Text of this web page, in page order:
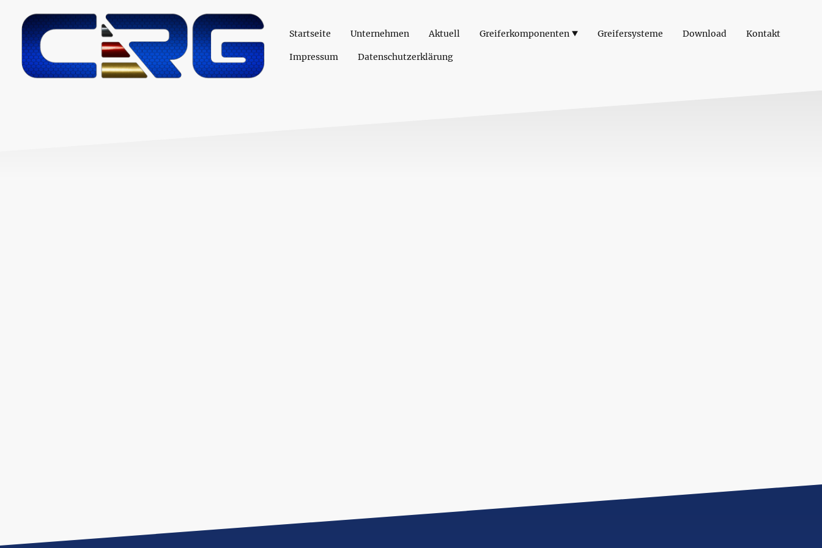
Startseite Unternehmen Aktuell Greiferkomponenten Greifersysteme Download Kontakt
Impressum Datenschutzerklärung